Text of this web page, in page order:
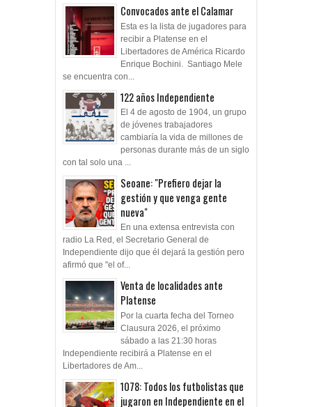
Convocados ante el Calamar
Esta es la lista de jugadores para
recibir a Platense en el
Libertadores de América Ricardo
Enrique Bochini. Santiago Mele
se encuentra con...
122 años Independiente
El 4 de agosto de 1904, un grupo
de jóvenes trabajadores
cambiaría la vida de millones de
personas durante más de un siglo
con tal solo una ...
Seoane: "Prefiero dejar la
gestión y que venga gente
nueva"
En una extensa entrevista con
radio La Red, el Secretario General de
Independiente dijo que él dejará la gestión pero
afirmó que "el of...
Venta de localidades ante
Platense
Por la cuarta fecha del Torneo
Clausura 2026, el próximo
sábado a las 21:30 horas
Independiente recibirá a Platense en el
Libertadores de Am...
1078: Todos los futbolistas que
jugaron en Independiente en el